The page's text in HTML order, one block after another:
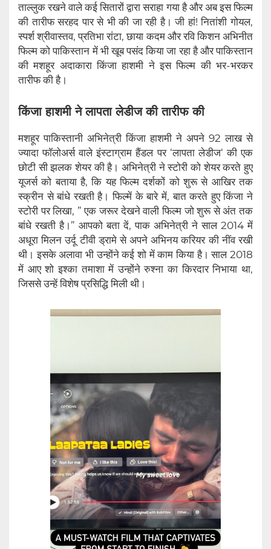
ताल्लुक रखने वाले कई सितारों द्वारा सराहा गया है और अब इस फिल्म
की तारीफ सरहद पार से भी की जा रही है। जी हां! नितांशी गोयल,
स्पर्श श्रीवास्तव, प्रतिभा रांटा, छाया कदम और रवि किशन अभिनीत
फिल्म को पाकिस्तान में भी खूब पसंद किया जा रहा है और पाकिस्तान
की मशहूर अदाकारा किंजा हाशमी ने इस फिल्म की भर-भरकर
तारीफ की है।
किंजा हाशमी ने लापता लेडीज की तारीफ की
मशहूर पाकिस्तानी अभिनेत्री किंजा हाशमी ने अपने 92 लाख से
ज्यादा फॉलोअर्स वाले इंस्टाग्राम हैंडल पर ‘लापता लेडीज‘ की एक
छोटी सी झलक शेयर की है। अभिनेत्री ने स्टोरी को शेयर करते हुए
यूजर्स को बताया है, कि यह फिल्म दर्शकों को शुरू से आखिर तक
स्क्रीन से बांधे रखती है। फिल्में के बारे में, बात करते हुए किंजा ने
स्टोरी पर लिखा, ” एक जरूर देखने वाली फिल्म जो शुरू से अंत तक
बांधे रखती है।” आपको बता दें, पाक अभिनेत्री ने साल 2014 में
अधूरा मिलन उर्दू टीवी ड्रामे से अपने अभिनय करियर की नींव रखी
थी। इसके अलावा भी उन्होंने कई शो में काम किया है। साल 2018
में आए शो इश्का तमाशा में उन्होंने रुश्ना का किरदार निभाया था,
जिससे उन्हें विशेष प्रसिद्धि मिली थी।